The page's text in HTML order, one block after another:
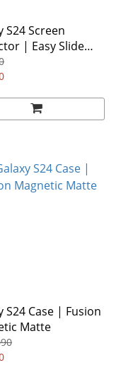
S24 Screen
| Easy Slide
Glass
S24 Case | Fusion
Matte